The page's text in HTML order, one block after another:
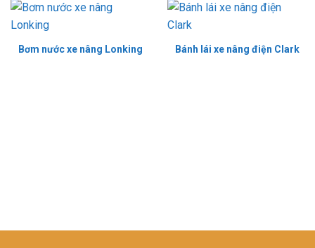
Bơm nước xe nâng Lonking Bánh lái xe nâng điện Clark